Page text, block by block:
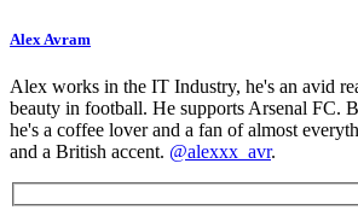
Alex Avram
Alex works in the IT Industry, he's an avid
beauty in football. He supports Arsenal FC.
he's a coffee lover and a fan of almost
and a British accent. @alexxx_avr.